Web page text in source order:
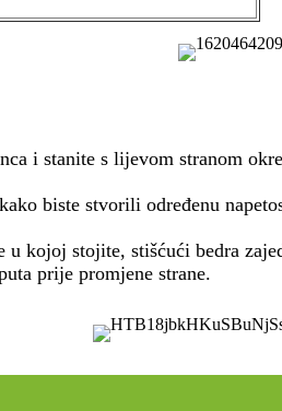
i stanite s lijevom stranom
biste stvorili određenu
u kojoj stojite, stišćući bedra
prije promjene strane.